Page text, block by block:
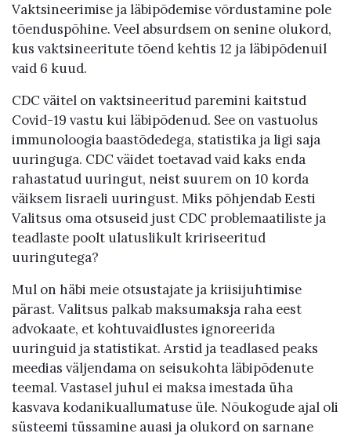
Vaktsineerimise ja läbipõdemise võrdustamine pole
tõenduspõhine. Veel absurdsem on senine olukord,
kus vaktsineeritute tõend kehtis 12 ja läbipõdenuil
vaid 6 kuud.
CDC väitel on vaktsineeritud paremini kaitstud
Covid-19 vastu kui läbipõdenud. See on vastuolus
immunoloogia baastõdedega, statistika ja ligi saja
uuringuga. CDC väidet toetavad vaid kaks enda
rahastatud uuringut, neist suurem on 10 korda
väiksem Iisraeli uuringust. Miks põhjendab Eesti
Valitsus oma otsuseid just CDC problemaatiliste ja
teadlaste poolt ulatuslikult kririseeritud
uuringutega?
Mul on häbi meie otsustajate ja kriisijuhtimise
pärast. Valitsus palkab maksumaksja raha eest
advokaate, et kohtuvaidlustes ignoreerida
uuringuid ja statistikat. Arstid ja teadlased peaks
meedias väljendama on seisukohta läbipõdenute
teemal. Vastasel juhul ei maksa imestada üha
kasvava kodanikuallumatuse üle. Nõukogude ajal oli
süsteemi tüssamine auasi ja olukord on sarnane